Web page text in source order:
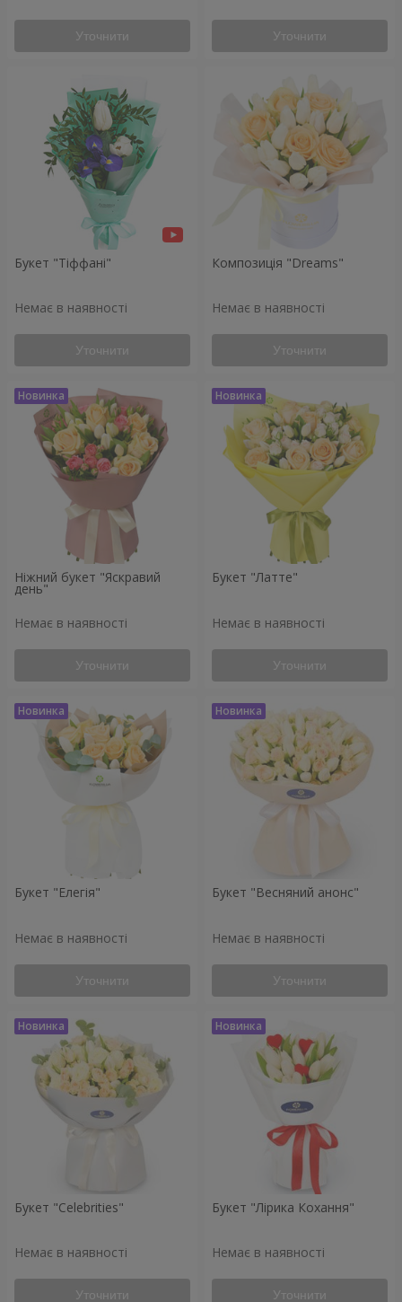
Уточнити Уточнити
Букет "Тіффані"
Немає в наявності
Уточнити
Композиція "Dreams"
Немає в наявності
Уточнити
Ніжний букет "Яскравий
день"
Немає в наявності
Уточнити
Букет "Латте"
Немає в наявності
Уточнити
Букет "Елегія"
Немає в наявності
Уточнити
Букет "Весняний анонс"
Немає в наявності
Уточнити
Букет "Celebrities"
Немає в наявності
Уточнити
Букет "Лірика Кохання"
Немає в наявності
Уточнити